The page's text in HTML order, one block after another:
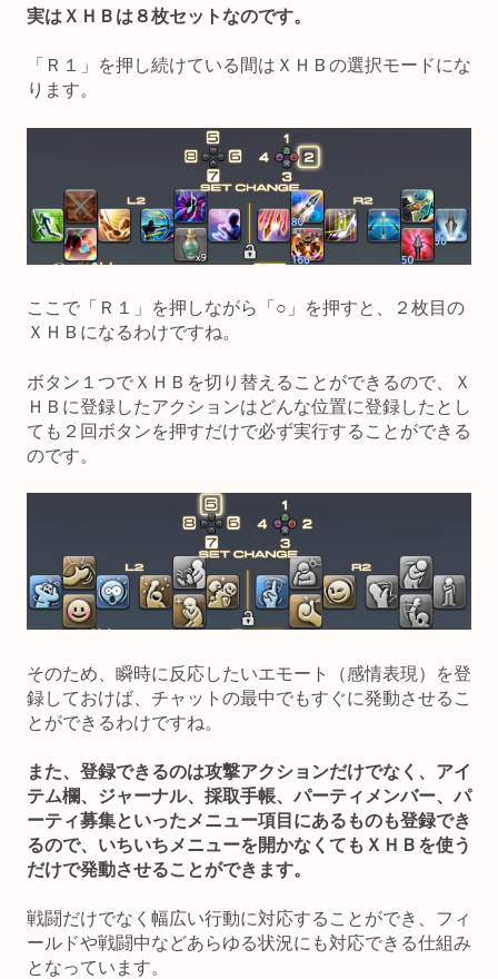
実はＸＨＢは８枚セットなのです。
「Ｒ１」を押し続けている間はＸＨＢの選択モードにな
ります。
ここで「Ｒ１」を押しながら「○」を押すと、２枚目の
ＸＨＢになるわけですね。
ボタン１つでＸＨＢを切り替えることができるので、Ｘ
ＨＢに登録したアクションはどんな位置に登録したとし
ても２回ボタンを押すだけで必ず実行することができる
のです。
そのため、瞬時に反応したいエモート（感情表現）を登
録しておけば、チャットの最中でもすぐに発動させるこ
とができるわけですね。
また、登録できるのは攻撃アクションだけでなく、アイ
テム欄、ジャーナル、採取手帳、パーティメンバー、パ
ーティ募集といったメニュー項目にあるものも登録でき
るので、いちいちメニューを開かなくてもＸＨＢを使う
だけで発動させることができます。
戦闘だけでなく幅広い行動に対応することができ、フィ
ールドや戦闘中などあらゆる状況にも対応できる仕組み
となっています。